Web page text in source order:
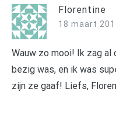
Florentine
18 maart
Wauw zo mooi! Ik zag
bezig was, en ik was
zijn ze gaaf! Liefs,